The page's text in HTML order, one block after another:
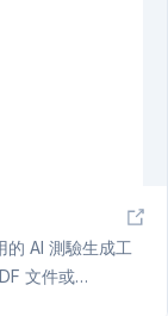
AI 測驗生成工
文件或
用者只需上傳相